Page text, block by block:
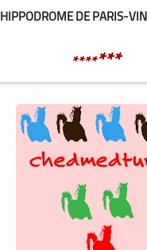
HIPPODROME DE PARIS-
*******